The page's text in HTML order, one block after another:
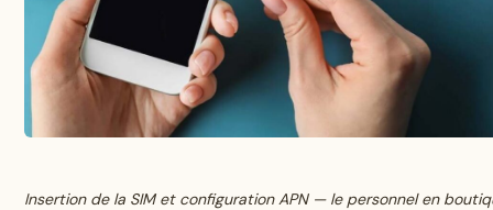
Insertion de la SIM et configuration APN — le personnel en